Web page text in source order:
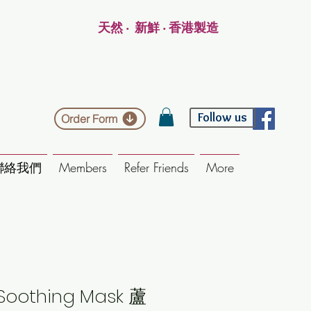
天然 ‧ 新鮮 ‧ 香港製造
Order Form Follow us
絡我們 Members Refer Friends More
Mask 蘆